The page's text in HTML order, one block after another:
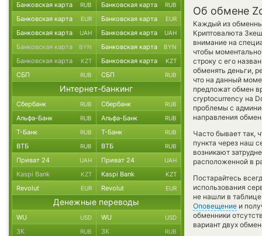
Об обмене
Каждый из
Криптовалюта
внимание на
чтобы
строку с его
обменять деньги,
что на данный
предложат обмен
cryptocurrency на
проблемы с
направления
Часто бывает так,
пункта через наш
возникают
расположенной в
Постарайтесь
использования
не нашли в
Оповещение и
обменники
вариант двух
Банковская карта RUB Банковская карта RUB
Банковская карта EUR Банковская карта EUR
Банковская карта UAH Банковская карта UAH
Банковская карта BYN Банковская карта BYN
Банковская карта KZT Банковская карта KZT
СБП RUB СБП RUB
Интернет-банкинг
Сбербанк RUB Сбербанк RUB
Альфа-Банк RUB Альфа-Банк RUB
Т-Банк RUB Т-Банк RUB
ВТБ RUB ВТБ RUB
Приват 24 UAH Приват 24 UAH
Kaspi Bank KZT Kaspi Bank KZT
Revolut EUR Revolut EUR
Денежные переводы
WU USD WU USD
ЗК RUB ЗК RUB